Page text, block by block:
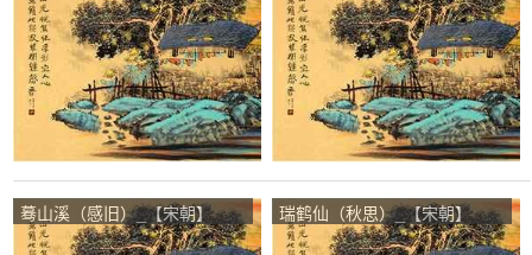
_【吴礼之】
_【吴礼之】
蓦山溪（感旧）_【宋朝】
_【吴礼之】
瑞鹤仙（秋思）_【宋朝】
_【吴礼之】